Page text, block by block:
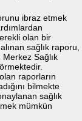
ibraz etmek
olan bir
sağlık raporu,
Sağlık
raporların
bilmekte
sağlık
mümkün